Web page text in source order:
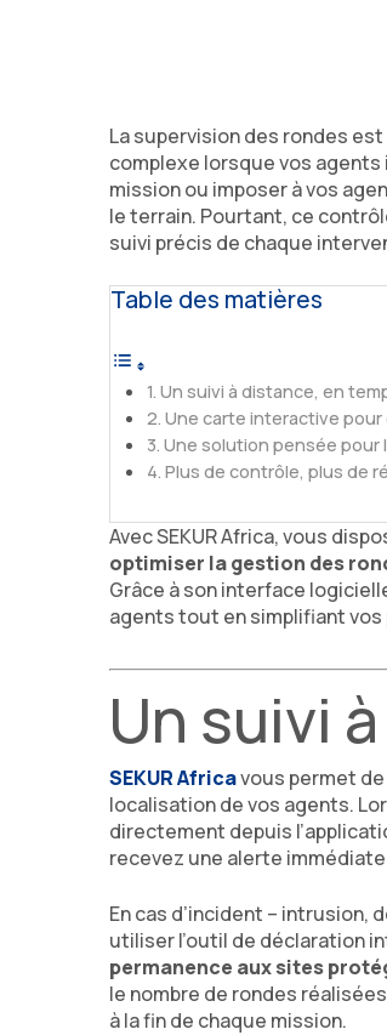
La supervision des rondes
complexe lorsque vos
mission ou imposer à vos
le terrain. Pourtant, ce
suivi précis de chaque
Table des matières
Un suivi à distance, en
Une carte interactive
Une solution pensée pour
Plus de contrôle, plus de
Avec SEKUR Africa, vous
optimiser la gestion des
Grâce à son interface
agents tout en simplifiant
Un suivi
SEKUR Africavous permet
localisation de vos agents.
directement depuis
recevez une alerte
En cas d’incident – intrusion,
utiliser l’outil de déclaration
permanence aux sites
le nombre de rondes
à la fin de chaque mission.